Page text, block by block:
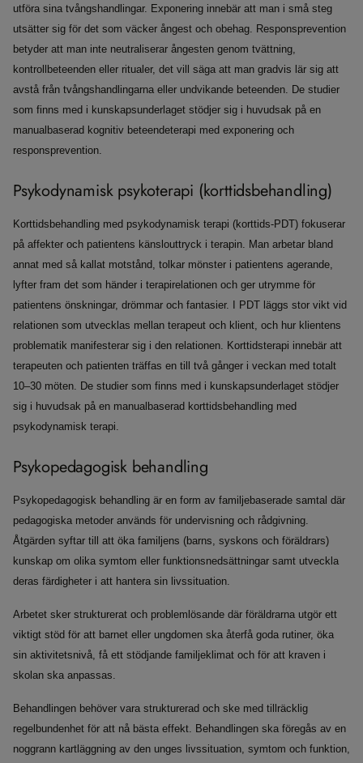
utföra sina tvångshandlingar. Exponering innebär att man i små steg
utsätter sig för det som väcker ångest och obehag. Responsprevention
betyder att man inte neutraliserar ångesten genom tvättning,
kontrollbeteenden eller ritualer, det vill säga att man gradvis lär sig att
avstå från tvångshandlingarna eller undvikande beteenden. De studier
som finns med i kunskapsunderlaget stödjer sig i huvudsak på en
manualbaserad kognitiv beteendeterapi med exponering och
responsprevention.
Psykodynamisk psykoterapi (korttidsbehandling)
Korttidsbehandling med psykodynamisk terapi (korttids-PDT) fokuserar
på affekter och patientens känslouttryck i terapin. Man arbetar bland
annat med så kallat motstånd, tolkar mönster i patientens agerande,
lyfter fram det som händer i terapirelationen och ger utrymme för
patientens önskningar, drömmar och fantasier. I PDT läggs stor vikt vid
relationen som utvecklas mellan terapeut och klient, och hur klientens
problematik manifesterar sig i den relationen. Korttidsterapi innebär att
terapeuten och patienten träffas en till två gånger i veckan med totalt
10–30 möten. De studier som finns med i kunskapsunderlaget stödjer
sig i huvudsak på en manualbaserad korttidsbehandling med
psykodynamisk terapi.
Psykopedagogisk behandling
Psykopedagogisk behandling är en form av familjebaserade samtal där
pedagogiska metoder används för undervisning och rådgivning.
Åtgärden syftar till att öka familjens (barns, syskons och föräldrars)
kunskap om olika symtom eller funktionsnedsättningar samt utveckla
deras färdigheter i att hantera sin livssituation.
Arbetet sker strukturerat och problemlösande där föräldrarna utgör ett
viktigt stöd för att barnet eller ungdomen ska återfå goda rutiner, öka
sin aktivitetsnivå, få ett stödjande familjeklimat och för att kraven i
skolan ska anpassas.
Behandlingen behöver vara strukturerad och ske med tillräcklig
regelbundenhet för att nå bästa effekt. Behandlingen ska föregås av en
noggrann kartläggning av den unges livssituation, symtom och funktion,